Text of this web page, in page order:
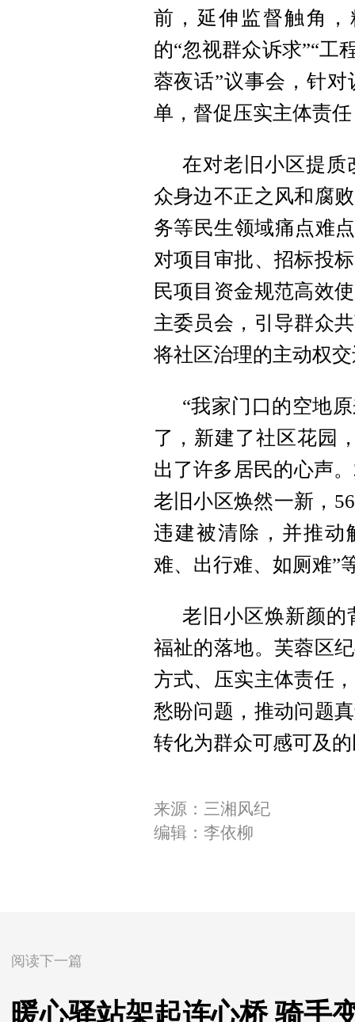
前，延伸监督触角
的“忽视群众诉求”“工
蓉夜话”议事会，针
单，督促压实主体责
在对老旧小区提质
众身边不正之风和腐
务等民生领域痛点难
对项目审批、招标投
民项目资金规范高效
主委员会，引导群众
将社区治理的主动权
“我家门口的空地
了，新建了社区花园
出了许多居民的心声
老旧小区焕然一新，
违建被清除，并推动
难、出行难、如厕难”
老旧小区焕新颜的
福祉的落地。芙蓉区
方式、压实主体责任
愁盼问题，推动问题
转化为群众可感可及
来源：三湘风纪
编辑：李依柳
阅读下一篇
暖心驿站架起连心桥 骑手